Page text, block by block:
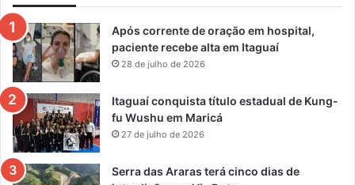
Após corrente de oração em hospital,
paciente recebe alta em Itaguaí
28 de julho de 2026
Itaguaí conquista título estadual de Kung-
fu Wushu em Maricá
27 de julho de 2026
Serra das Araras terá cinco dias de